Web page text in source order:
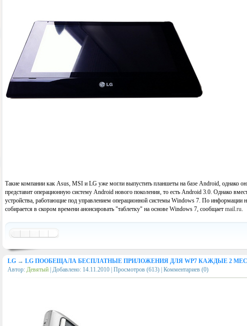
Такие компании как Asus, MSI и LG уже могли выпустить планшеты на базе Android, однако
представит операционную систему Android нового поколения, то есть Android 3.0. Однако
устройства, работающие под управлением операционной системы Windows 7. По информации
собирается в скором времени анонсировать "таблетку" на основе Windows 7, сообщает mail.ru.
LG → LG ПООБЕЩАЛА БЕСПЛАТНЫЕ ПРИЛОЖЕНИЯ ДЛЯ WP7 КАЖДЫЕ 2
Автор: Девятый | Добавлено: 14.11.2010 | Просмотров (613) | Комментариев (0)